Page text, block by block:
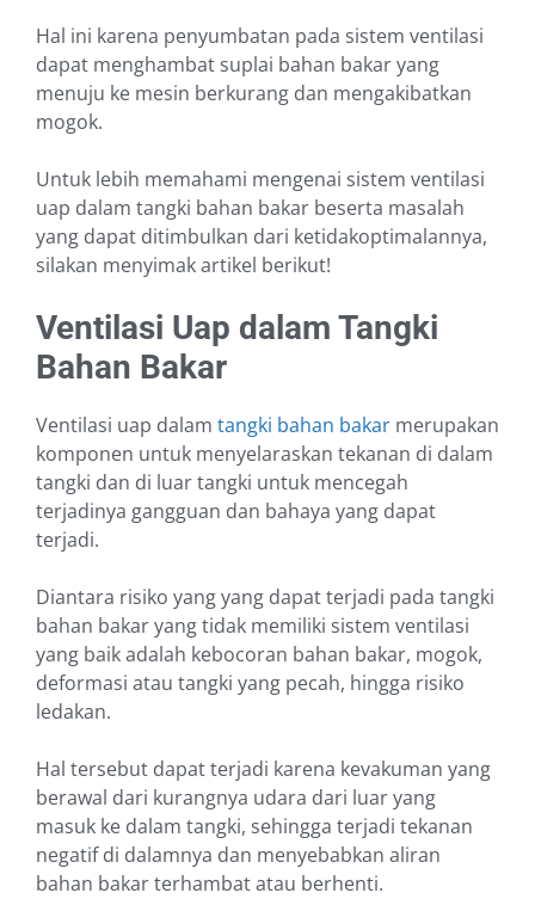
Hal ini karena penyumbatan pada sistem ventilasi
dapat menghambat suplai bahan bakar yang
menuju ke mesin berkurang dan mengakibatkan
mogok.
Untuk lebih memahami mengenai sistem ventilasi
uap dalam tangki bahan bakar beserta masalah
yang dapat ditimbulkan dari ketidakoptimalannya,
silakan menyimak artikel berikut!
Ventilasi Uap dalam Tangki
Bahan Bakar
Ventilasi uap dalam tangki bahan bakar merupakan
komponen untuk menyelaraskan tekanan di dalam
tangki dan di luar tangki untuk mencegah
terjadinya gangguan dan bahaya yang dapat
terjadi.
Diantara risiko yang yang dapat terjadi pada tangki
bahan bakar yang tidak memiliki sistem ventilasi
yang baik adalah kebocoran bahan bakar, mogok,
deformasi atau tangki yang pecah, hingga risiko
ledakan.
Hal tersebut dapat terjadi karena kevakuman yang
berawal dari kurangnya udara dari luar yang
masuk ke dalam tangki, sehingga terjadi tekanan
negatif di dalamnya dan menyebabkan aliran
bahan bakar terhambat atau berhenti.